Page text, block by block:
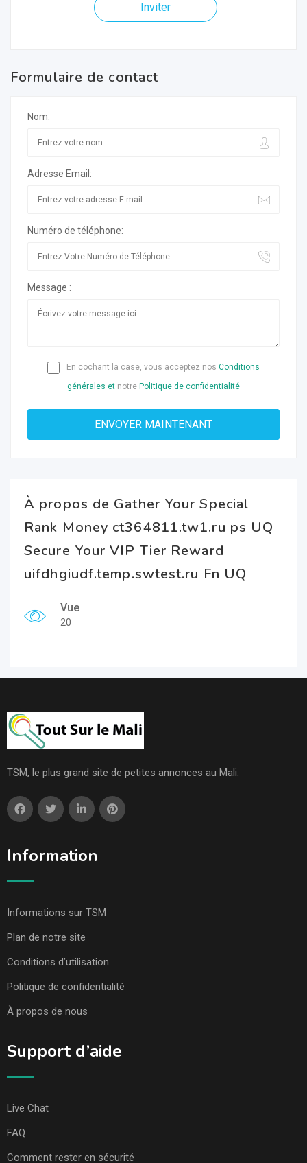
Inviter
Formulaire de contact
Nom:
Adresse Email:
Numéro de téléphone:
Message :
En cochant la case, vous acceptez nos Conditions
générales et notre Politique de confidentialité
À propos de Gather Your Special
Rank Money ct364811.tw1.ru ps UQ
Secure Your VIP Tier Reward
uifdhgiudf.temp.swtest.ru Fn UQ
Vue
20
TSM, le plus grand site de petites annonces au Mali.
Information
Informations sur TSM
Plan de notre site
Conditions d’utilisation
Politique de confidentialité
À propos de nous
Support d’aide
Live Chat
FAQ
Comment rester en sécurité